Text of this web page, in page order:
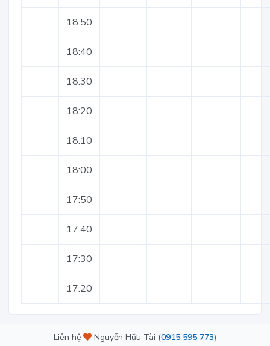
18:50
18:40
18:30
18:20
18:10
18:00
17:50
17:40
17:30
17:20
Liên hệ Nguyễn Hữu Tài (0915 595 773)